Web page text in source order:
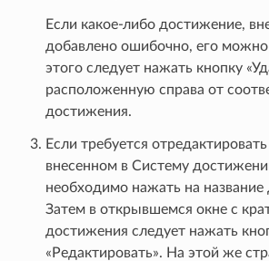
Если какое-либо достижение,
добавлено ошибочно, его
этого следует нажать кнопку
расположенную справа от
достижения.
Если требуется
внесенном в Систему
необходимо нажать на
Затем в открывшемся окне с
достижения следует нажать
«Редактировать». На этой же